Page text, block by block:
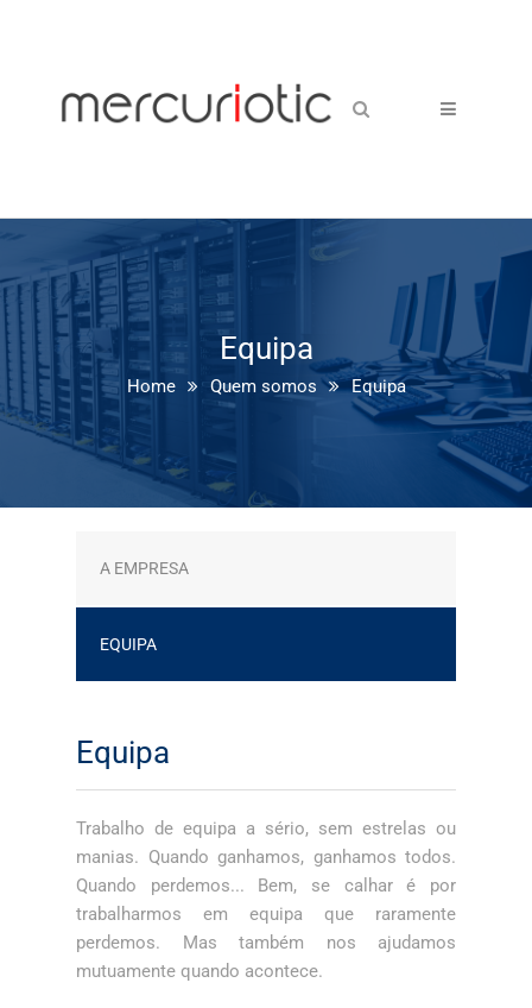
Equipa
Home Quem somos Equipa
A EMPRESA
EQUIPA
Equipa
Trabalho de equipa a sério, sem estrelas ou
manias. Quando ganhamos, ganhamos todos.
Quando perdemos... Bem, se calhar é por
trabalharmos em equipa que raramente
perdemos. Mas também nos ajudamos
mutuamente quando acontece.